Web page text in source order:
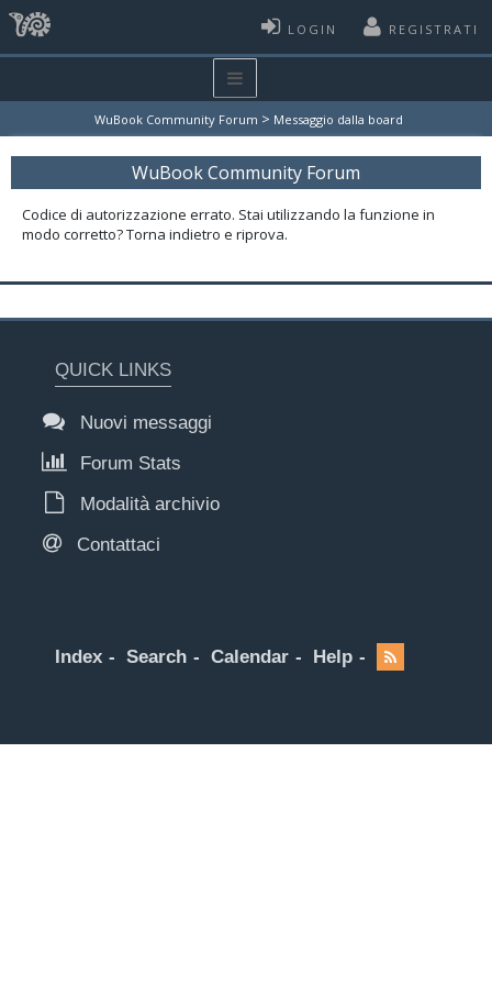
LOGIN REGISTRATI
WuBook Community Forum > Messaggio dalla board
WuBook Community Forum
Codice di autorizzazione errato. Stai utilizzando la funzione in
modo corretto? Torna indietro e riprova.
QUICK LINKS
Nuovi messaggi
Forum Stats
Modalità archivio
Contattaci
Index Search Calendar Help